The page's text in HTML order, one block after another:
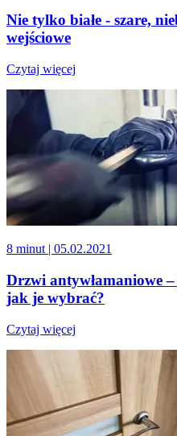
Nie tylko białe - szare,
wejściowe
Czytaj więcej
8 minut | 05.02.2021
Drzwi antywłamaniowe
jak je wybrać?
Czytaj więcej